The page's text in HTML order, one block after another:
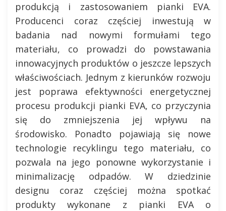
produkcją i zastosowaniem pianki EVA.
Producenci coraz częściej inwestują w
badania nad nowymi formułami tego
materiału, co prowadzi do powstawania
innowacyjnych produktów o jeszcze lepszych
właściwościach. Jednym z kierunków rozwoju
jest poprawa efektywności energetycznej
procesu produkcji pianki EVA, co przyczynia
się do zmniejszenia jej wpływu na
środowisko. Ponadto pojawiają się nowe
technologie recyklingu tego materiału, co
pozwala na jego ponowne wykorzystanie i
minimalizację odpadów. W dziedzinie
designu coraz częściej można spotkać
produkty wykonane z pianki EVA o